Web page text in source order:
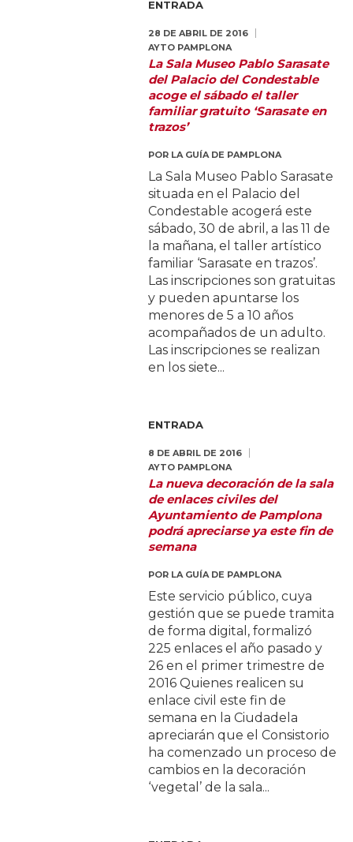
ENTRADA
28 DE ABRIL DE 2016
AYTO PAMPLONA
La Sala Museo Pablo Sarasate
del Palacio del Condestable
acoge el sábado el taller
familiar gratuito ‘Sarasate en
trazos’
POR LA GUÍA DE PAMPLONA
La Sala Museo Pablo Sarasate
situada en el Palacio del
Condestable acogerá este
sábado, 30 de abril, a las 11 de
la mañana, el taller artístico
familiar ‘Sarasate en trazos’.
Las inscripciones son gratuitas
y pueden apuntarse los
menores de 5 a 10 años
acompañados de un adulto.
Las inscripciones se realizan
en los siete...
ENTRADA
8 DE ABRIL DE 2016
AYTO PAMPLONA
La nueva decoración de la sala
de enlaces civiles del
Ayuntamiento de Pamplona
podrá apreciarse ya este fin de
semana
POR LA GUÍA DE PAMPLONA
Este servicio público, cuya
gestión que se puede tramita
de forma digital, formalizó
225 enlaces el año pasado y
26 en el primer trimestre de
2016 Quienes realicen su
enlace civil este fin de
semana en la Ciudadela
apreciarán que el Consistorio
ha comenzado un proceso de
cambios en la decoración
‘vegetal’ de la sala...